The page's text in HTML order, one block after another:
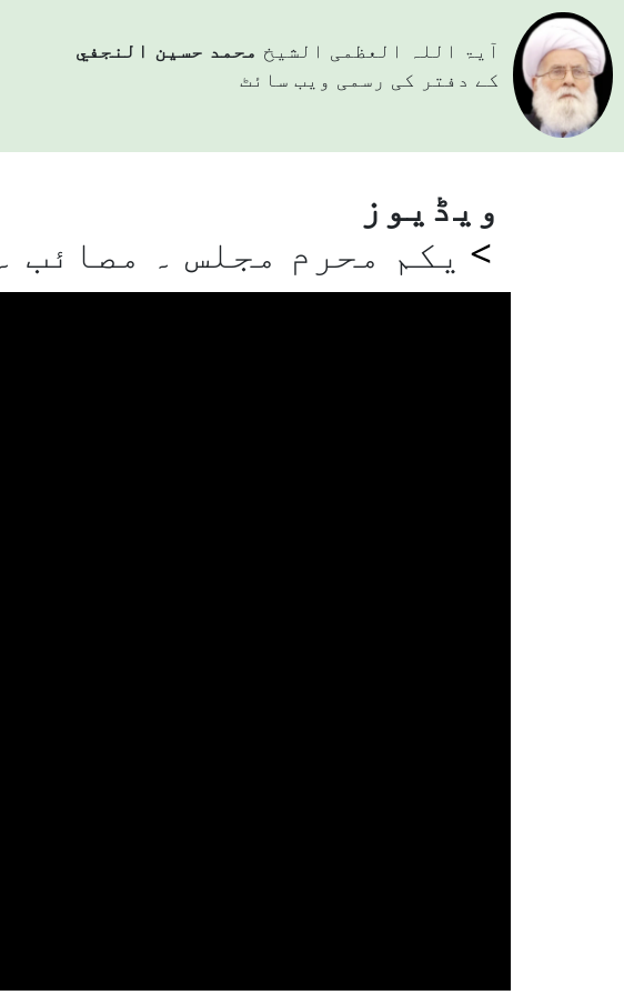
آيۃ اللہ العظمی الشيخ محمد حسین النجفي
کے دفتر کی رسمی ویب سائٹ
ویڈیوز
يکم محرم مجلس ۔ مصائب